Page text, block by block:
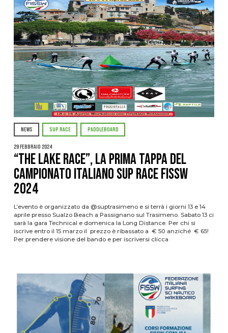
NEWS SUP RACE PADDLEBOARD
29 Febbraio 2024
“THE LAKE RACE”, la prima tappa del
campionato italiano SUP race FISSW
2024
L’evento è organizzato da @suptrasimeno e si terrà i giorni 13 e 14
aprile presso Sualzo Beach a Passignano sul Trasimeno. Sabato 13 ci
sarà la gara Technical e domenica la Long Distance. Per chi si
iscrive entro il 15 marzo il prezzo è ribassato a € 50 anziché € 65!
Per prendere visione del bando e per iscriversi clicca